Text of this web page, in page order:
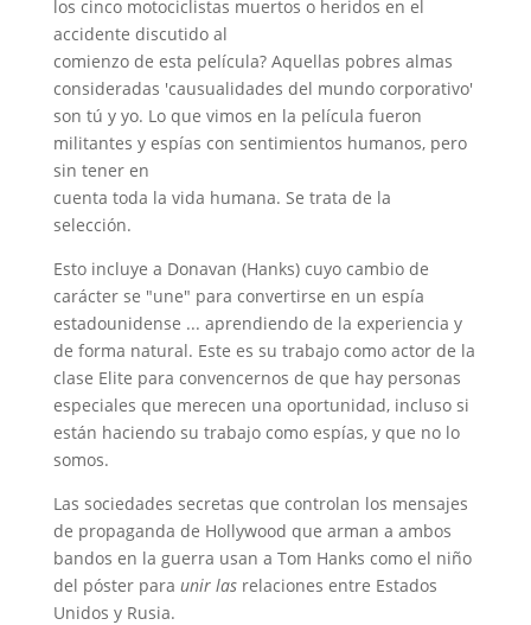
los cinco motociclistas muertos o heridos en el
accidente discutido al
comienzo de esta película? Aquellas pobres almas
consideradas 'causualidades del mundo corporativo'
son tú y yo. Lo que vimos en la película fueron
militantes y espías con sentimientos humanos, pero
sin tener en
cuenta toda la vida humana. Se trata de la
selección.
Esto incluye a Donavan (Hanks) cuyo cambio de
carácter se "une" para convertirse en un espía
estadounidense ... aprendiendo de la experiencia y
de forma natural. Este es su trabajo como actor de la
clase Elite para convencernos de que hay personas
especiales que merecen una oportunidad, incluso si
están haciendo su trabajo como espías, y que no lo
somos.
Las sociedades secretas que controlan los mensajes
de propaganda de Hollywood que arman a ambos
bandos en la guerra usan a Tom Hanks como el niño
del póster para unir lasrelaciones entre Estados
Unidos y Rusia.